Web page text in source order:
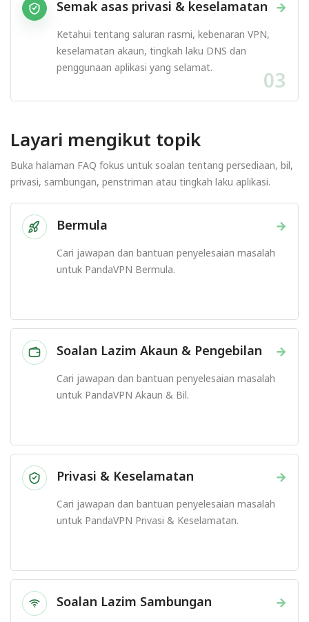
→
Semak asas privasi & keselamatan
Ketahui tentang saluran rasmi, kebenaran VPN,
keselamatan akaun, tingkah laku DNS dan
penggunaan aplikasi yang selamat.
03
Layari mengikut topik
Buka halaman FAQ fokus untuk soalan tentang persediaan, bil,
privasi, sambungan, penstriman atau tingkah laku aplikasi.
→
Bermula
Cari jawapan dan bantuan penyelesaian masalah
untuk PandaVPN Bermula.
→
Soalan Lazim Akaun & Pengebilan
Cari jawapan dan bantuan penyelesaian masalah
untuk PandaVPN Akaun & Bil.
→
Privasi & Keselamatan
Cari jawapan dan bantuan penyelesaian masalah
untuk PandaVPN Privasi & Keselamatan.
→
Soalan Lazim Sambungan